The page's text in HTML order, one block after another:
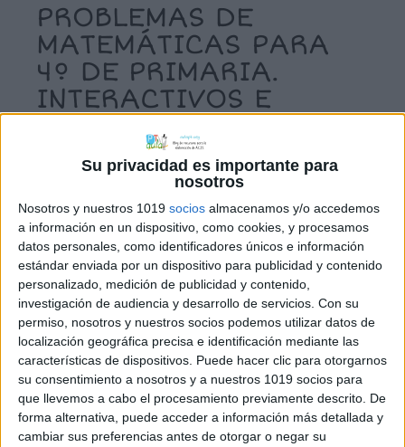
Su privacidad es importante para
nosotros
Nosotros y nuestros 1019 socios almacenamos y/o accedemos
a información en un dispositivo, como cookies, y procesamos
datos personales, como identificadores únicos e información
estándar enviada por un dispositivo para publicidad y contenido
personalizado, medición de publicidad y contenido,
investigación de audiencia y desarrollo de servicios. Con su
permiso, nosotros y nuestros socios podemos utilizar datos de
localización geográfica precisa e identificación mediante las
características de dispositivos. Puede hacer clic para otorgarnos
su consentimiento a nosotros y a nuestros 1019 socios para
que llevemos a cabo el procesamiento previamente descrito. De
forma alternativa, puede acceder a información más detallada y
cambiar sus preferencias antes de otorgar o negar su
PROBLEMAS DE
MATEMÁTICAS PARA
4º DE PRIMARIA.
INTERACTIVOS E
IMPRIMIBLES. BLOQUE
byMª Carmen Pérez
comentarios
Os comparto un nuevo bloque de